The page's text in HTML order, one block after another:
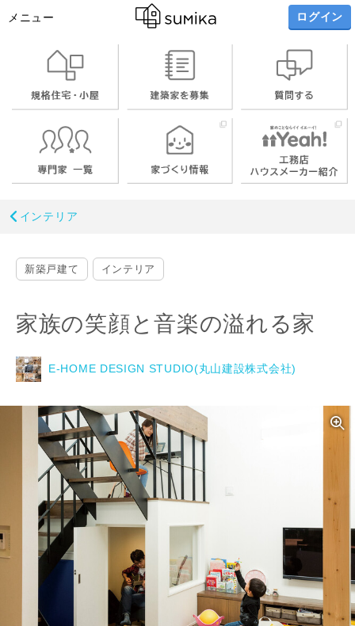
メニュー ログイン
インテリア
新築戸建て インテリア
家族の笑顔と音楽の溢れる家
E-HOME DESIGN STUDIO(丸山建設株式会社)